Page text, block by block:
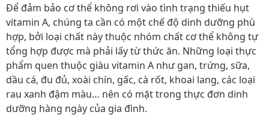
Để đảm bảo cơ thể không rơi vào tình trạng thiếu hụt
vitamin A, chúng ta cần có một chế độ dinh dưỡng phù
hợp, bởi loại chất này thuộc nhóm chất cơ thể không tự
tổng hợp được mà phải lấy từ thức ăn. Những loại thực
phẩm quen thuộc giàu vitamin A như gan, trứng, sữa,
dầu cá, đu đủ, xoài chín, gấc, cà rốt, khoai lang, các loại
rau xanh đậm màu… nên có mặt trong thực đơn dinh
dưỡng hàng ngày của gia đình.